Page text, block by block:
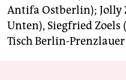
Antifa Ostberlin); Jolly
Unten), Siegfried Zoels
Tisch Berlin-Prenzlauer